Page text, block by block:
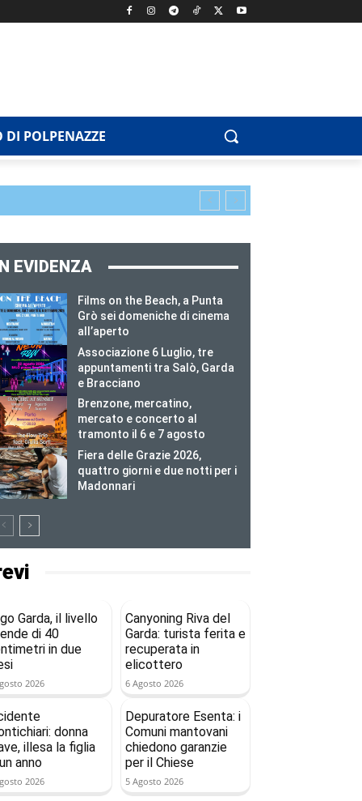
DI POLPENAZZE
EVIDENZA
Films on the Beach, a Punta
Grò sei domeniche di cinema
all’aperto
Associazione 6 Luglio, tre
appuntamenti tra Salò, Garda
e Bracciano
Brenzone, mercatino,
mercato e concerto al
tramonto il 6 e 7 agosto
Fiera delle Grazie 2026,
quattro giorni e due notti per i
Madonnari
Garda, il livello
di 40
in due
2026
Canyoning Riva del
Garda: turista ferita e
recuperata in
elicottero
6 Agosto 2026
donna
illesa la figlia
anno
2026
Depuratore Esenta: i
Comuni mantovani
chiedono garanzie
per il Chiese
5 Agosto 2026